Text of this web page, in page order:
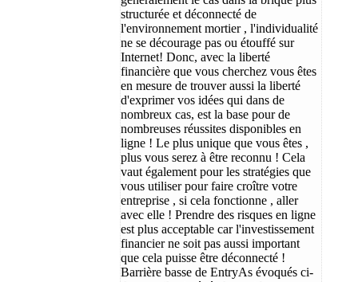
structurée et déconnecté de
l'environnement mortier , l'individualité
ne se décourage pas ou étouffé sur
Internet! Donc, avec la liberté
financière que vous cherchez vous êtes
en mesure de trouver aussi la liberté
d'exprimer vos idées qui dans de
nombreux cas, est la base pour de
nombreuses réussites disponibles en
ligne ! Le plus unique que vous êtes ,
plus vous serez à être reconnu ! Cela
vaut également pour les stratégies que
vous utiliser pour faire croître votre
entreprise , si cela fonctionne , aller
avec elle ! Prendre des risques en ligne
est plus acceptable car l'investissement
financier ne soit pas aussi important
que cela puisse être déconnecté !
Barrière basse de EntryAs évoqués ci-